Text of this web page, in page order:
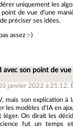
uniquement les
de vue d'une
préciser ses idées.
assez :-)
avec son point de
janvier 2022 à 21:12.
mais son explication à
les modèles d'IA en
léger. On dirait les
fut un temps